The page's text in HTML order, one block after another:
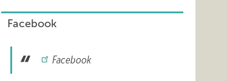
Facebook
Facebook